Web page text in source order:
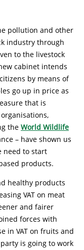
pollution and other
industry through
to the livestock
cabinet intends
by means of
go up in price as
that is
the World Wildlife
– have shown us
need to start
products.
healthy products
VAT on meat
and fairer
forces with
in VAT on fruits and
is going to work